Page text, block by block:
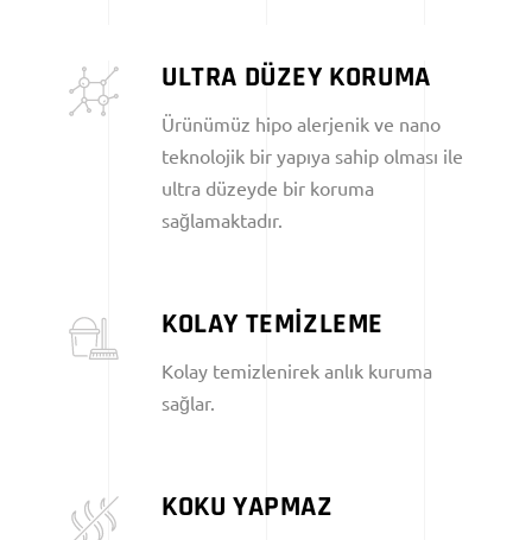
ULTRA DÜZEY KORUMA
Ürünümüz hipo alerjenik ve nano
teknolojik bir yapıya sahip olması ile
ultra düzeyde bir koruma
sağlamaktadır.
KOLAY TEMİZLEME
Kolay temizlenirek anlık kuruma
sağlar.
KOKU YAPMAZ